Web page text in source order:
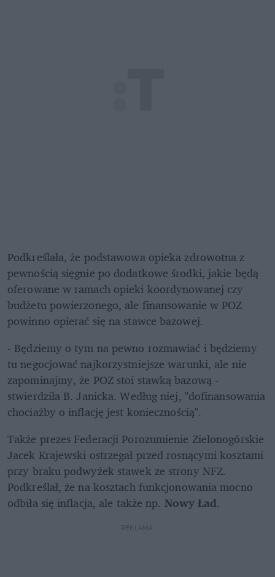
Podkreślała, że podstawowa opieka zdrowotna z
pewnością sięgnie po dodatkowe środki, jakie będą
oferowane w ramach opieki koordynowanej czy
budżetu powierzonego, ale finansowanie w POZ
powinno opierać się na stawce bazowej.
- Będziemy o tym na pewno rozmawiać i będziemy
tu negocjować najkorzystniejsze warunki, ale nie
zapominajmy, że POZ stoi stawką bazową -
stwierdziła B. Janicka. Według niej, "dofinansowania
chociażby o inflację jest koniecznością".
Także prezes Federacji Porozumienie Zielonogórskie
Jacek Krajewski ostrzegał przed rosnącymi kosztami
przy braku podwyżek stawek ze strony NFZ.
Podkreślał, że na kosztach funkcjonowania mocno
odbiła się inflacja, ale także np. Nowy Ład.
REKLAMA